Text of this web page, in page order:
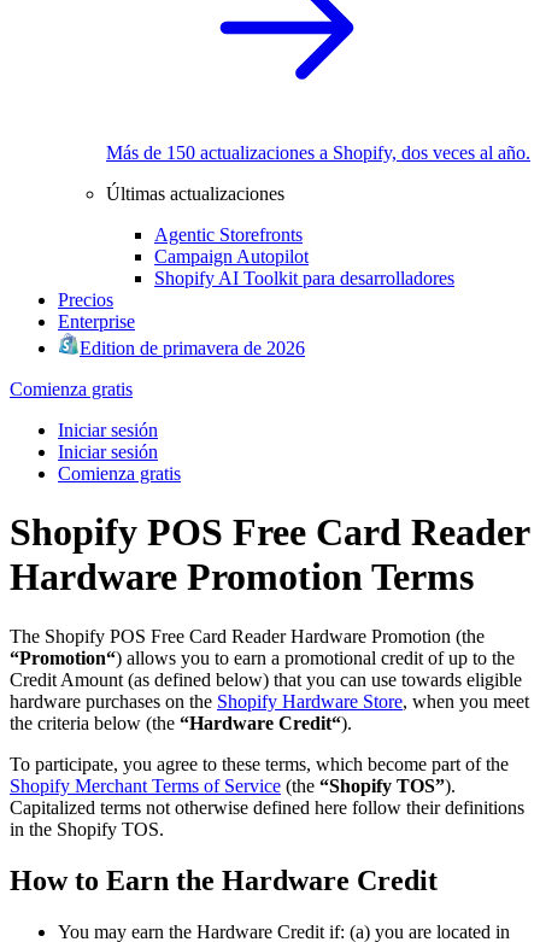
Más de 150 actualizaciones a Shopify, dos veces al año.
Últimas actualizaciones
Agentic Storefronts
Campaign Autopilot
Shopify AI Toolkit para desarrolladores
Precios
Enterprise
Edition de primavera de 2026
Comienza gratis
Iniciar sesión
Iniciar sesión
Comienza gratis
Shopify POS Free Card Reader
Hardware Promotion Terms
The Shopify POS Free Card Reader Hardware Promotion (the
“Promotion“) allows you to earn a promotional credit of up to the
Credit Amount (as defined below) that you can use towards eligible
hardware purchases on the Shopify Hardware Store, when you meet
the criteria below (the “Hardware Credit“).
To participate, you agree to these terms, which become part of the
Shopify Merchant Terms of Service (the “Shopify TOS”).
Capitalized terms not otherwise defined here follow their definitions
in the Shopify TOS.
How to Earn the Hardware Credit
You may earn the Hardware Credit if: (a) you are located in